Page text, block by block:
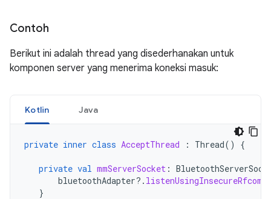
Contoh
Berikut ini adalah thread yang disederhanakan untuk
komponen server yang menerima koneksi masuk:
Kotlin Java
private inner class AcceptThread : Thread() {
private val mmServerSocket :
bluetoothAdapter?.
}